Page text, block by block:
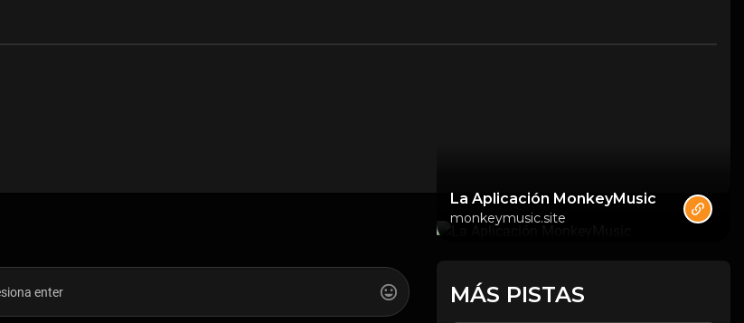
La Aplicación MonkeyMusic
monkeymusic.site
MÁS PISTAS